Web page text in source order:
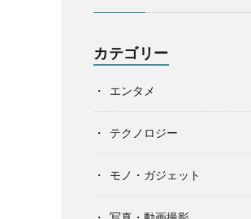
カテゴリー
エンタメ
テクノロジー
モノ・ガジェット